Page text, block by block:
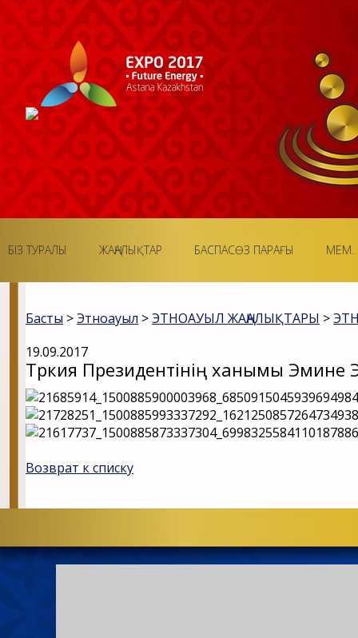
БІЗ ТУРАЛЫ ЖАҢАЛЫҚТАР БАСПАСӨЗ ПАРАҒЫ МЕМ.
Басты >Этноауыл >ЭТНОАУЫЛ ЖАҢАЛЫҚТАРЫ >
19.09.2017
Түркия Президентінің ханымы
Возврат к списку